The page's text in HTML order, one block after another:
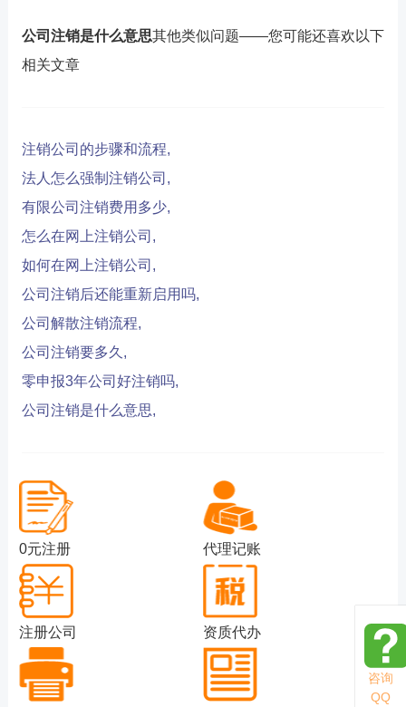
公司注销是什么意思其他类似问题——您可能还喜欢以下
相关文章
注销公司的步骤和流程,
法人怎么强制注销公司,
有限公司注销费用多少,
怎么在网上注销公司,
如何在网上注销公司,
公司注销后还能重新启用吗,
公司解散注销流程,
公司注销要多久,
零申报3年公司好注销吗,
公司注销是什么意思,
0元注册 代理记账
注册公司 资质代办
咨询
QQ